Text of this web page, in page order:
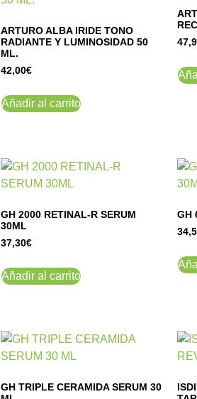
ARTURO ALBA IRIDE TONO
RADIANTE Y LUMINOSIDAD 50
ML.
42,00€
Añadir al carrito
GH 2000 RETINAL-R SERUM
30ML
37,30€
Añadir al carrito
GH
GH TRIPLE CERAMIDA SERUM 30